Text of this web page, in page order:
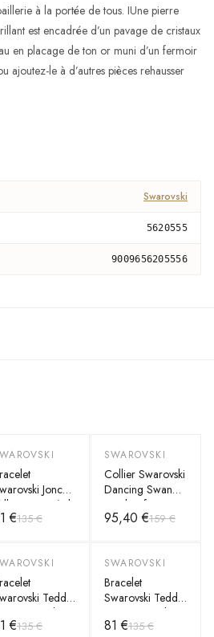
à la portée de tous. IUne pierre
est encadrée d’un pavage de cristaux
en placage de ton or muni d’un fermoir
ajoutez-le à d’autres pièces rehausser
Swarovski
5620555
9009656205556
40%
Jonc
en métal
€135 €
-40%
SWAROVSKI
Collier Swarovski
Dancing Swan
pendentif cygne
en métal rhodié
95,40 €159 €
40%
Teddy
ours en métal
or rose
€135 €
-40%
SWAROVSKI
Bracelet
Swarovski Teddy
ours en métal
plaqué or rose
81 €135 €